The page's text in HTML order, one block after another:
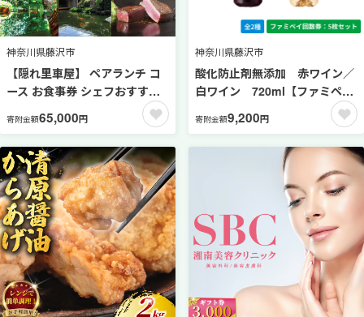
神奈川県藤沢市
【隠れ里車屋】 ペアランチ コ
ース お食事券 シェフおすすめ
コース 料亭 会席 懐石 料理 レ
ストラン 食事 商品券 鉄板焼き
ランチ券 お料理 和食 食事券 お
食事券 食事チケット 食事クー
ポン グルメ 利用券 商品券 チケ
ット 食べ物以外 日本料理 料亭
ランチ 昼食 旅行 観光 鉄板焼
トラベル 関東 隠れ里 車屋 神奈
川 湘南 藤沢
寄附金額65,000円
神奈川県藤沢市
酸化防止剤無添加 赤ワイン／
白ワイン 720ml【ファミペイ
寄附金額9,200円